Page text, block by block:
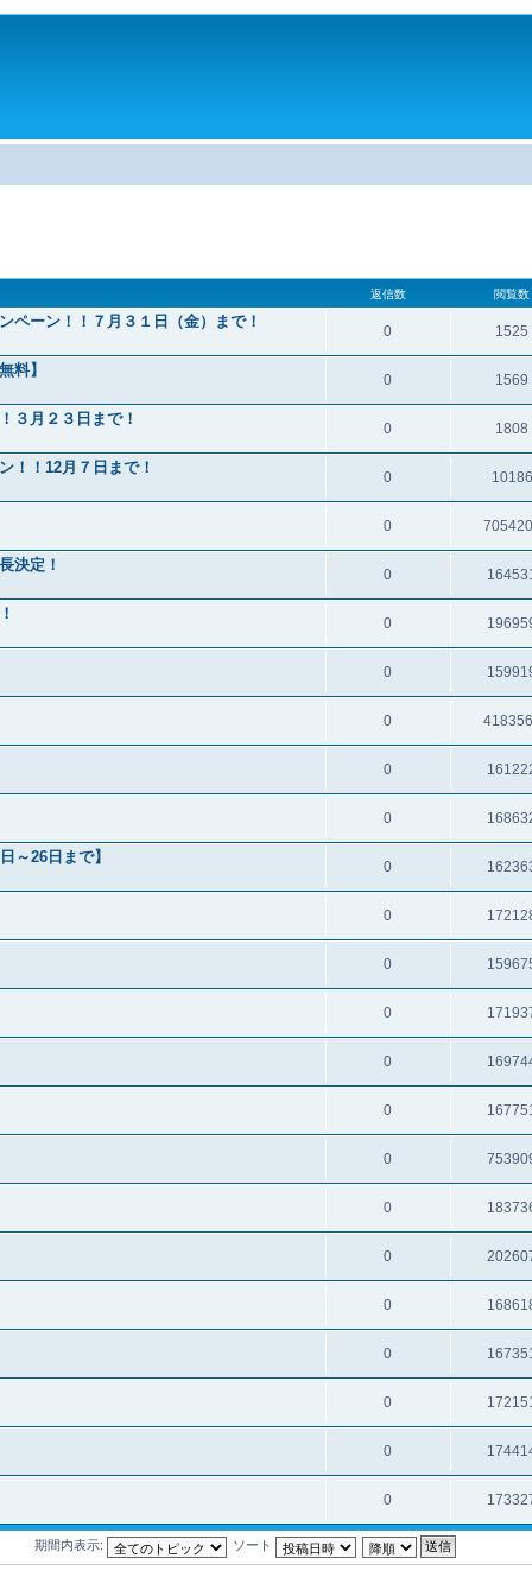
返信数 閲覧数
ペーン！！７月３１日（金）まで！
0 1525
料】
0 1569
３月２３日まで！
0 1808
！！12月７日まで！
0 10186
0
決定！
0
0
0
0
0
0
～26日まで】
0
0
0
0
0
0
0
0
0
0
0
0
0
0
期間内表示: ソート